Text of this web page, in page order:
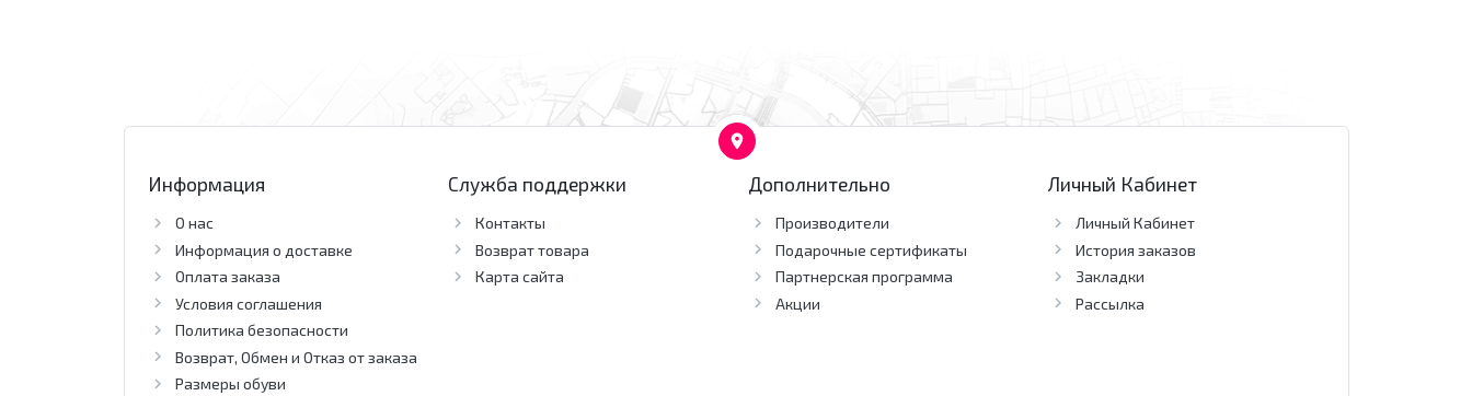
Информация
О нас
Информация о доставке
Оплата заказа
Условия соглашения
Политика безопасности
Возврат, Обмен и Отказ от заказа
Размеры обуви
Служба поддержки
Контакты
Возврат товара
Карта сайта
Дополнительно
Производители
Подарочные сертификаты
Партнерская программа
Акции
Личный Кабинет
Личный Кабинет
История заказов
Закладки
Рассылка